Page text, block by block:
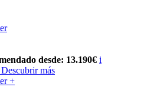
desde: 13.190€ i
Descubrir más
+